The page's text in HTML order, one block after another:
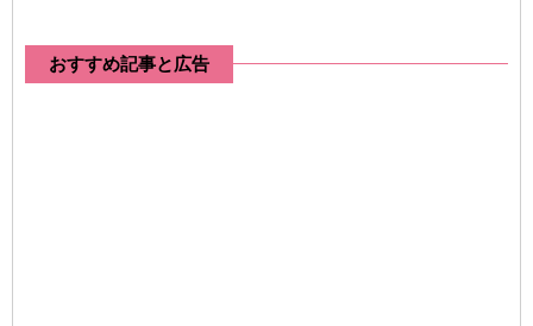
おすすめ記事と広告